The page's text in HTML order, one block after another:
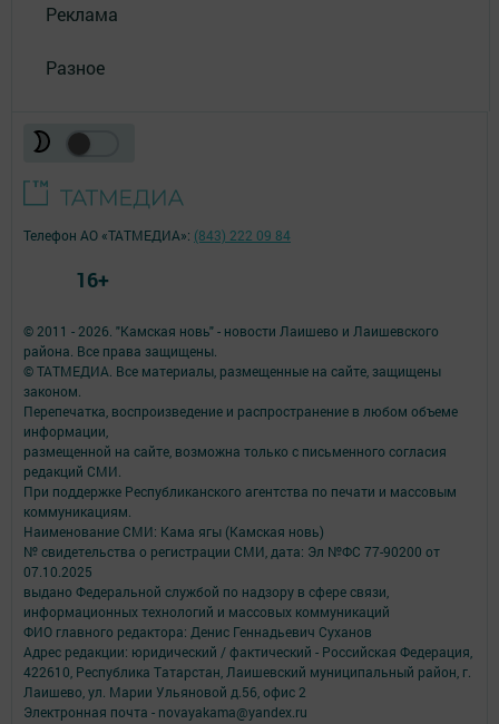
Реклама
Разное
© 2011 - 2026. "Камская новь" - новости Лаишево и Лаишевского
района. Все права защищены.
© ТАТМЕДИА. Все материалы, размещенные на сайте, защищены
законом.
Перепечатка, воспроизведение и распространение в любом объеме
информации,
размещенной на сайте, возможна только с письменного согласия
редакций СМИ.
При поддержке Республиканского агентства по печати и массовым
коммуникациям.
Наименование СМИ: Кама ягы (Камская новь)
№ свидетельства о регистрации СМИ, дата: Эл №ФC 77-90200 от
07.10.2025
выдано Федеральной службой по надзору в сфере связи,
информационных технологий и массовых коммуникаций
ФИО главного редактора: Денис Геннадьевич Суханов
Адрес редакции: юридический / фактический - Российская Федерация,
422610, Республика Татарстан, Лаишевский муниципальный район, г.
Лаишево, ул. Марии Ульяновой д.56, офис 2
Электронная почта - novayakama@yandex.ru
Телефон АО «ТАТМЕДИА»: (843) 222 09 84
16+